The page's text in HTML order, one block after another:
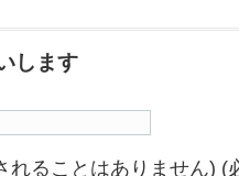
します
れることはありません) (